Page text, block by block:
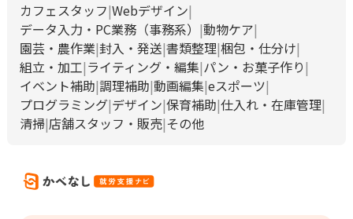
カフェスタッフ Webデザイン
データ入力・PC業務（事務系）
動物ケア
園芸・農作業 封入・発送 書類整理 梱包・仕分け
組立・加工 ライティング・編集 パン・お菓子作り
イベント補助 調理補助 動画編集 eスポーツ
プログラミング デザイン 保育補助 仕入れ・在庫管理
清掃 店舗スタッフ・販売 その他